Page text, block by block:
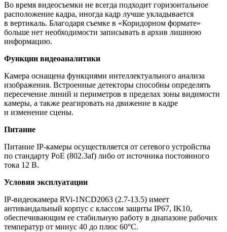
Во время видеосъемки не всегда подходит горизонтальное
расположение кадра, иногда кадр лучше укладывается
в вертикаль. Благодаря съемке в «Коридорном формате»
больше нет необходимости записывать в архив лишнюю
информацию.
Функции видеоаналитики
Камера оснащена функциями интеллектуального анализа
изображения. Встроенные детекторы способны определять
пересечение линий и периметров в пределах зоны видимости
камеры, а также реагировать на движение в кадре
и изменение сцены.
Питание
Питание IP-камеры осуществляется от сетевого устройства
по стандарту PoE (802.3af) либо от источника постоянного
тока 12 В.
Условия эксплуатации
IP-видеокамера RVi-1NCD2063 (2.7-13.5) имеет
антивандальный корпус с классом защиты IP67, IK10,
обеспечивающим ее стабильную работу в диапазоне рабочих
температур от минус 40 до плюс 60°C.